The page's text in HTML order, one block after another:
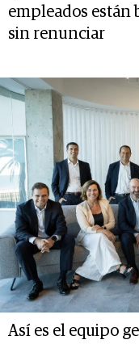
empleados están
sin renunciar
Así es el equipo